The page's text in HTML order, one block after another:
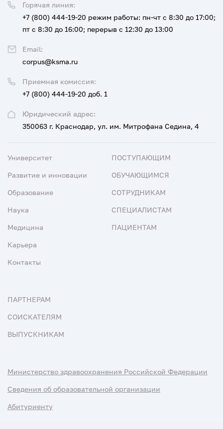
Юридический адрес:
350063 г. Краснодар, ул. им. Митрофана Седина, 4
Приемная комиссия:
+7 (800) 444-19-20 доб. 1
Горячая линия:
+7 (800) 444-19-20 режим работы: пн-чт с 8:30 до 17:00;
пт с 8:30 до 16:00; перерыв с 12:30 до 13:00
Email:
corpus@ksma.ru
Университет
Развитие и инновации
Образование
Наука
Медицина
Карьера
Контакты
ПОСТУПАЮЩИМ
ОБУЧАЮЩИМСЯ
СОТРУДНИКАМ
СПЕЦИАЛИСТАМ
ПАЦИЕНТАМ
ПАРТНЕРАМ
СОИСКАТЕЛЯМ
ВЫПУСКНИКАМ
Министерство здравоохранения Российской Федерации
Сведения об образовательной организации
Абитуриенту